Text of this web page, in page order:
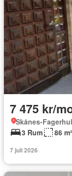
7 475 kr/
Skånes-
3 Rum
86 m²
7 juli 2026